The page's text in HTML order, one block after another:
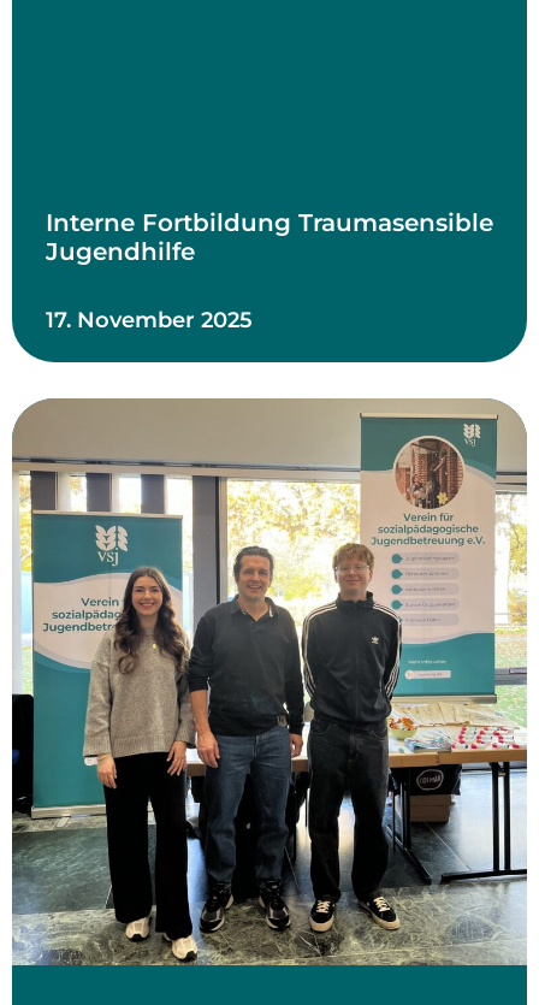
Interne Fortbildung Traumasensible
Jugendhilfe
17. November 2025